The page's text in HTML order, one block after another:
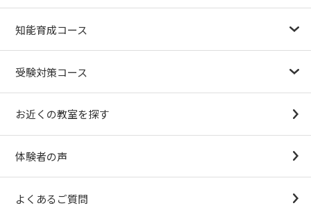
知能育成コース
受験対策コース
（思考力アドバンスコースアストルム）
お近くの教室を探す
体験者の声
よくあるご質問